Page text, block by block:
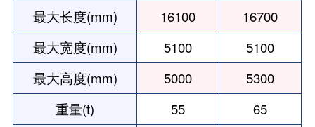
最大长度(mm)
16100
16700
最大宽度(mm)
5100
5100
最大高度(mm)
5000
5300
重量(t)
55
65